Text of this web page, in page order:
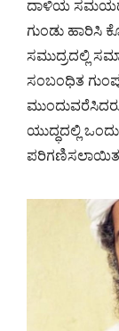
ದಾಳಿಯ
ಗುಂಡು ಹಾರಿಸಿ
ಸಮುದ್ರದಲ್ಲಿ
ಸಂಬಂಧಿತ
ಯುದ್ಧದಲ್ಲಿ